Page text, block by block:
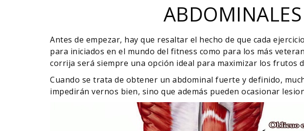
Antes de empezar, hay que resaltar el hecho de que cada
para iniciados en el mundo del fitness como para los más
corrija será siempre una opción ideal para maximizar los frutos
Cuando se trata de obtener un abdominal fuerte y definido,
impedirán vernos bien, sino que además pueden ocasionar